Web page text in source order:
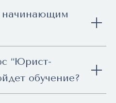
начинающим
“Юрист-
обучение?